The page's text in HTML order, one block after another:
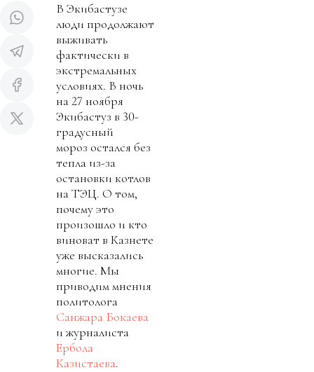
В Экибастузе
люди продолжают
выживать
фактически в
экстремальных
условиях. В ночь
на 27 ноября
Экибастуз в 30-
градусный
мороз остался без
тепла из-за
остановки котлов
на ТЭЦ. О том,
почему это
произошло и кто
виноват в Казнете
уже высказались
многие. Мы
приводим мнения
политолога
Санжара Бокаева
и журналиста
Ербола
Казистаева.